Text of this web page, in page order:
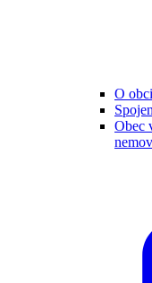
O obci
Obec